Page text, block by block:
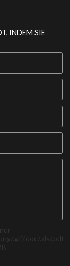
INDEM SIE
.gif/.doc/.xls/.pdf,